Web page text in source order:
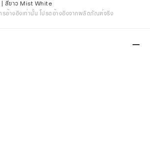
สีขาว Mist White
อ้างอิงเท่านั้น โปรดอ้างอิงจากผลิตภัณฑ์จริง